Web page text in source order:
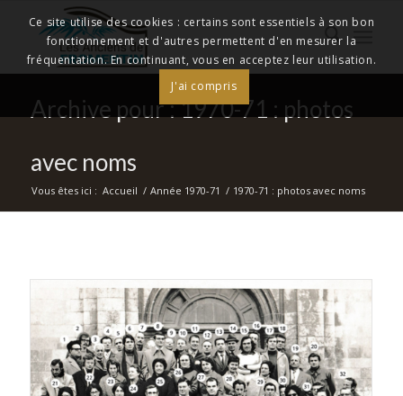
Archive pour : 1970-71 : photos
avec noms
Vous êtes ici : Accueil / Année 1970-71 / 1970-71 : photos avec noms
Ce site utilise des cookies : certains sont essentiels à son bon
fonctionnement et d'autres permettent d'en mesurer la
fréquentation. En continuant, vous en acceptez leur utilisation.
J'ai compris